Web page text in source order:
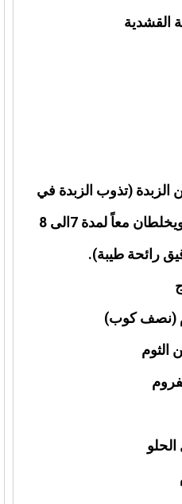
القشدية
الدقيق و80غ من الزبدة (تذوب الزبدة في
قدر. يضاف إليها الدقيق ويخلطان معاً لمدة 7الى 8
رائحة طيبة).
(نصف كوب)
الثوم